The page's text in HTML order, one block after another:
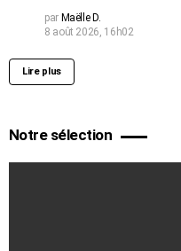
par Maëlle D.
8 août 2026, 16h02
Lire plus
Notre sélection